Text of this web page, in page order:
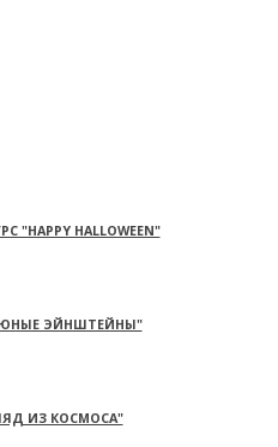
"HAPPY HALLOWEEN"
ЭЙНШТЕЙНЫ"
ИЗ КОСМОСА"